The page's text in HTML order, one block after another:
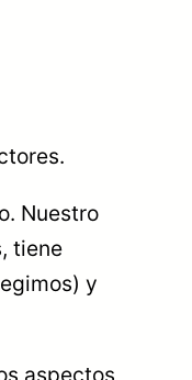
Nuestro
tiene
y
aspectos